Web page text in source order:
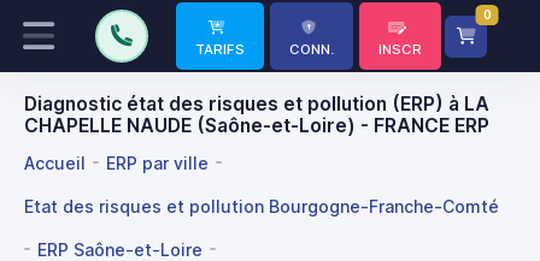
TARIFS CONN. INSCR
0
Diagnostic état des risques et pollution (ERP) à LA
CHAPELLE NAUDE (Saône-et-Loire) - FRANCE ERP
Accueil ERP par ville
Etat des risques et pollution Bourgogne-Franche-Comté
ERP Saône-et-Loire